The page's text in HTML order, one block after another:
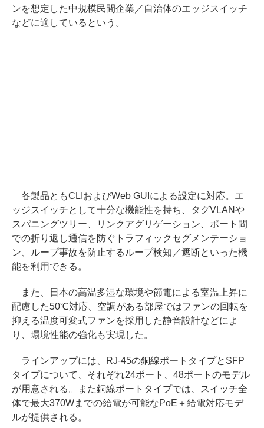
ンを想定した中規模民間企業／自治体のエッジスイッチ
などに適しているという。
各製品ともCLIおよびWeb GUIによる設定に対応。エ
ッジスイッチとして十分な機能性を持ち、タグVLANや
スパニングツリー、リンクアグリゲーション、ポート間
での折り返し通信を防ぐトラフィックセグメンテーショ
ン、ループ事故を防止するループ検知／遮断といった機
能を利用できる。
また、日本の高温多湿な環境や節電による室温上昇に
配慮した50℃対応、空調がある部屋ではファンの回転を
抑える温度可変式ファンを採用した静音設計などによ
り、環境性能の強化も実現した。
ラインアップには、RJ-45の銅線ポートタイプとSFP
タイプについて、それぞれ24ポート、48ポートのモデル
が用意される。また銅線ポートタイプでは、スイッチ全
体で最大370Wまでの給電が可能なPoE＋給電対応モデ
ルが提供される。